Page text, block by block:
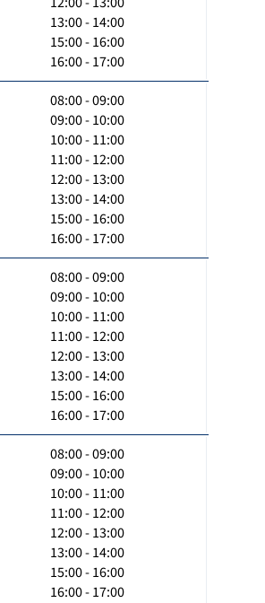
13:00 - 14:00
15:00 - 16:00
16:00 - 17:00
08:00 - 09:00
09:00 - 10:00
10:00 - 11:00
11:00 - 12:00
12:00 - 13:00
13:00 - 14:00
15:00 - 16:00
16:00 - 17:00
08:00 - 09:00
09:00 - 10:00
10:00 - 11:00
11:00 - 12:00
12:00 - 13:00
13:00 - 14:00
15:00 - 16:00
16:00 - 17:00
08:00 - 09:00
09:00 - 10:00
10:00 - 11:00
11:00 - 12:00
12:00 - 13:00
13:00 - 14:00
15:00 - 16:00
16:00 - 17:00